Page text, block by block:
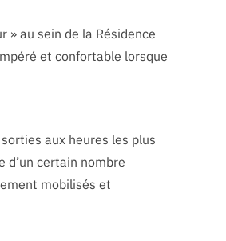
» au sein de la Résidence
et confortable lorsque
aux heures les plus
d’un certain nombre
mobilisés et